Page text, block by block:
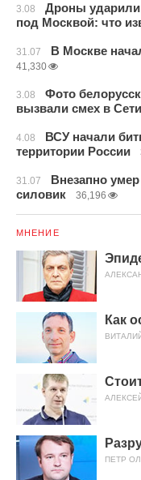
3.08
Дроны ударили
под Москвой: что
31.07 В Москве
41,330
3.08
Фото
вызвали смех в Сети
4.08
ВСУ начали
территории России
31.07
Внезапно
силовик
36,196
МНЕНИЕ
Как
ПЕТР